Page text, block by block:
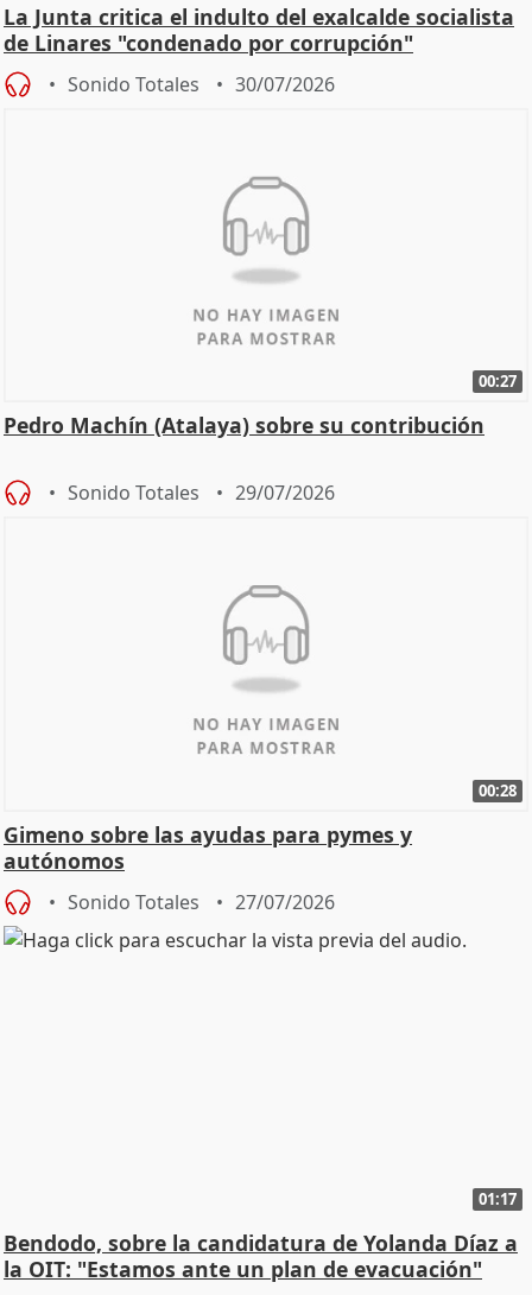
La Junta critica el indulto del exalcalde socialista
de Linares "condenado por corrupción"
Sonido Totales 30/07/2026
00:27
Pedro Machín (Atalaya) sobre su contribución
Sonido Totales 29/07/2026
00:28
Gimeno sobre las ayudas para pymes y
autónomos
Sonido Totales 27/07/2026
01:17
Bendodo, sobre la candidatura de Yolanda Díaz a
la OIT: "Estamos ante un plan de evacuación"